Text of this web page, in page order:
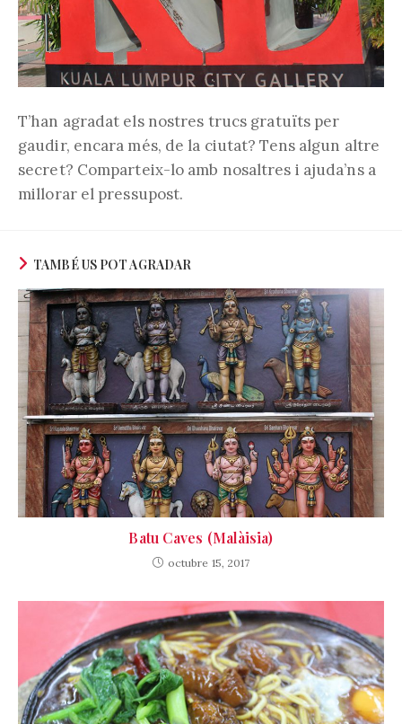
T’han agradat els nostres trucs gratuïts per
gaudir, encara més, de la ciutat? Tens algun altre
secret? Comparteix-lo amb nosaltres i ajuda’ns a
millorar el pressupost.
TAMBÉ US POT AGRADAR
Batu Caves (Malàisia)
octubre 15, 2017